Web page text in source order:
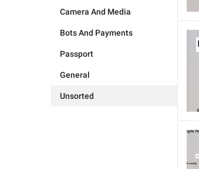
Camera And Media
Bots And Payments
Passport
General
Unsorted